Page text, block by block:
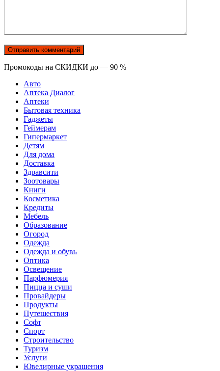
Промокоды на СКИДКИ до — 90 %
Авто
Аптека Диалог
Аптеки
Бытовая техника
Гаджеты
Геймерам
Гипермаркет
Детям
Для дома
Доставка
Здравсити
Зоотовары
Книги
Косметика
Кредиты
Мебель
Образование
Огород
Одежда
Одежда и обувь
Оптика
Освещение
Парфюмерия
Пицца и суши
Провайдеры
Продукты
Путешествия
Софт
Спорт
Строительство
Туризм
Услуги
Ювелирные украшения